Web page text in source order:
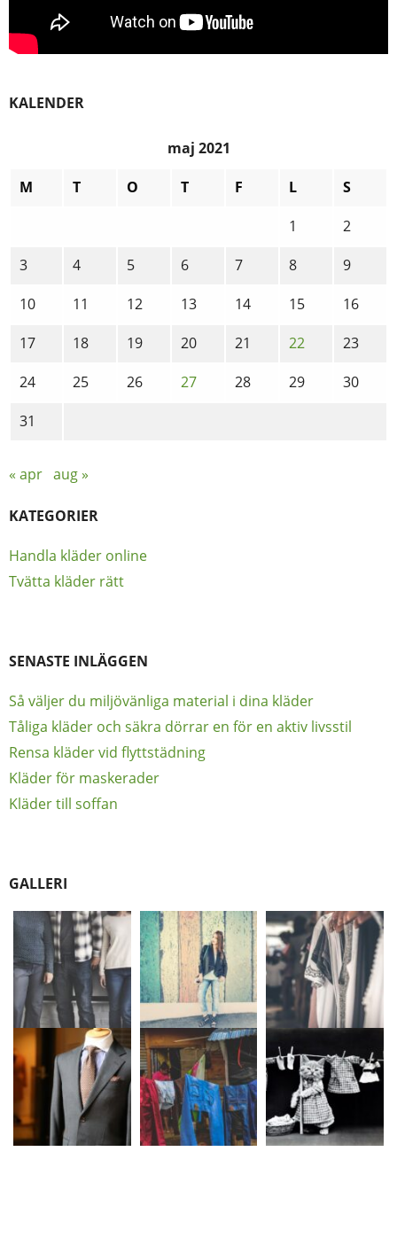
KALENDER
maj 2021
M
T O T F L
S
1
2
3
4 5 6 7 8
9
10
11 12 13 14 15
16
17
18 19 20 21 22
23
24
25 26 27 28 29
30
31
« apr aug »
KATEGORIER
Handla kläder online
Tvätta kläder rätt
SENASTE INLÄGGEN
Så väljer du miljövänliga material i dina kläder
Tåliga kläder och säkra dörrar en för en aktiv livsstil
Rensa kläder vid flyttstädning
Kläder för maskerader
Kläder till soffan
GALLERI